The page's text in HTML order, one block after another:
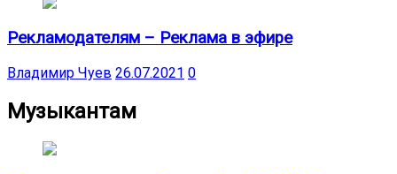
Рекламодателям – Реклама в эфире
Владимир Чуев 26.07.2021 0
Музыкантам